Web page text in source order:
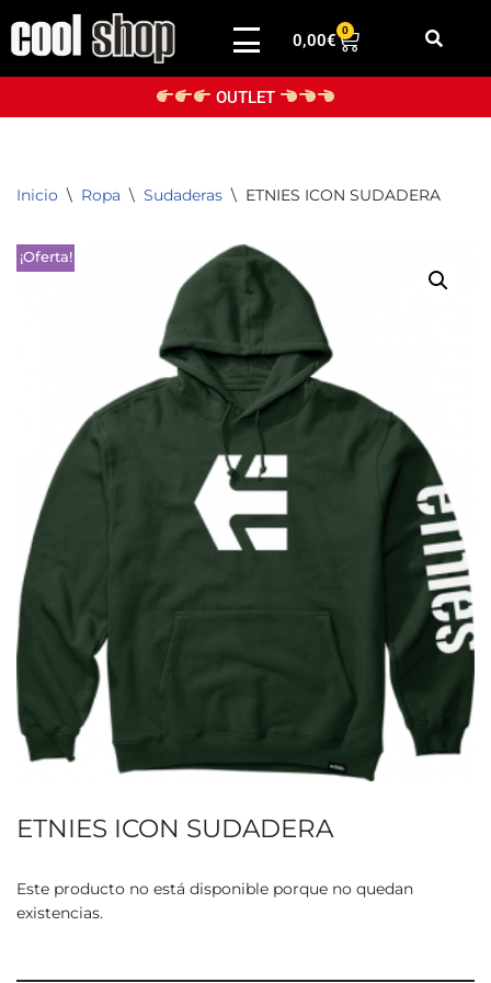
Saltar
0,00€
0
OUTLET
Inicio \ Ropa \ Sudaderas \ ETNIES ICON SUDADERA
¡Oferta!
ETNIES ICON SUDADERA
Este producto no está disponible porque no quedan
existencias.